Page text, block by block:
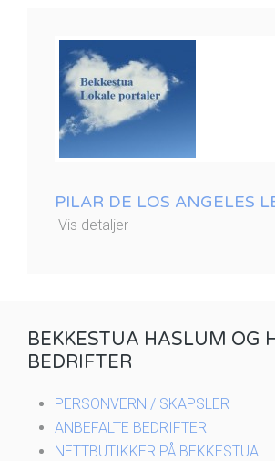
PILAR DE LOS ANGELES
Vis detaljer
BEKKESTUA HASLUM OG
BEDRIFTER
PERSONVERN / SKAPSLER
ANBEFALTE BEDRIFTER
NETTBUTIKKER PÅ BEKKESTUA